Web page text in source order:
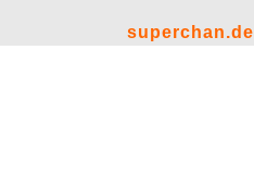
superchan.de